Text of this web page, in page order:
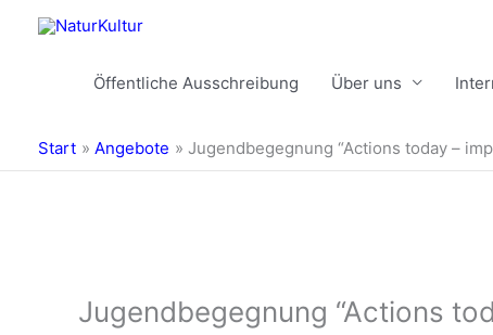
Inhalt
Öffentliche Ausschreibung
Über uns
Start Angebote Jugendbegegnung “Actions today –
Jugendbegegnung “Actions